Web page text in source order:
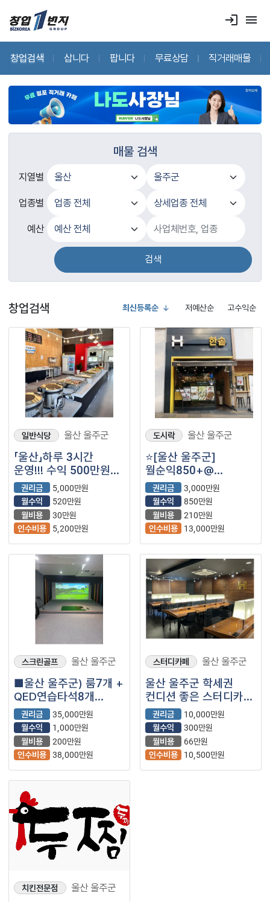
login menu
창업검색 삽니다 팝니다 무료상담 직거래매물
매물 검색
지열별
업종별
예산
검색
창업검색 최신등록순 저예산순 고수익순
일반식당 울산 울주군
「울산」하루 3시간
운영!!! 수익 500만원
이상【한식뷔페】
권리금
5,000만원
월수익
520만원
월비용
30만원
인수비용
5,200만원
도시락 울산 울주군
⭐️[울산 울주군]
월순익850+@
한솥도시락/
대단지아파트+학세권/
초보창업⭐️
권리금
3,000만원
월수익
850만원
월비용
210만원
인수비용
13,000만원
스크린골프 울산 울주군
■울산 울주군) 룸7개 +
QED연습타석8개
골프존 매장을
소개합니다.■
권리금
35,000만원
월수익
1,000만원
월비용
200만원
인수비용 38,000만원
스터디카페 울산 울주군
울산 울주군 학세권
컨디션 좋은 스터디카페
매장입니다
권리금
10,000만원
월수익
300만원
월비용
66만원
인수비용
10,500만원
치킨전문점 울산 울주군